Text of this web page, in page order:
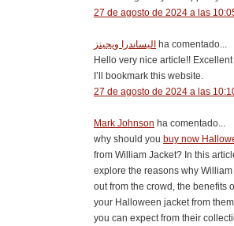
27 de agosto de 2024 a las
اليساندرا ويجينز
ha comentado...
Hello very nice article!!
I’ll bookmark this website.
27 de agosto de 2024 a las
Mark Johnson ha comentado...
why should you buy now
from William Jacket? In this
explore the reasons why
out from the crowd, the benefits
your Halloween jacket from
you can expect from their